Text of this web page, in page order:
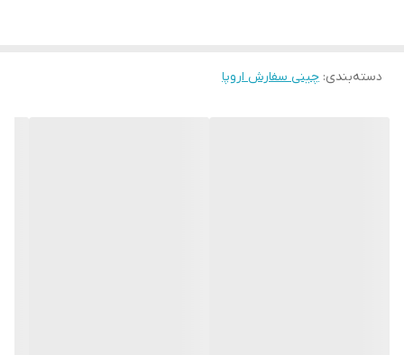
دسته‌بندی: چینی سفارش اروپا